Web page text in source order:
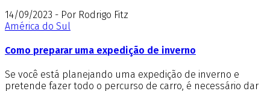
14/09/2023 - Por Rodrigo Fitz
América do Sul
Como preparar uma expedição de inverno
Se você está planejando uma expedição de inverno e
pretende fazer todo o percurso de carro, é necessário dar